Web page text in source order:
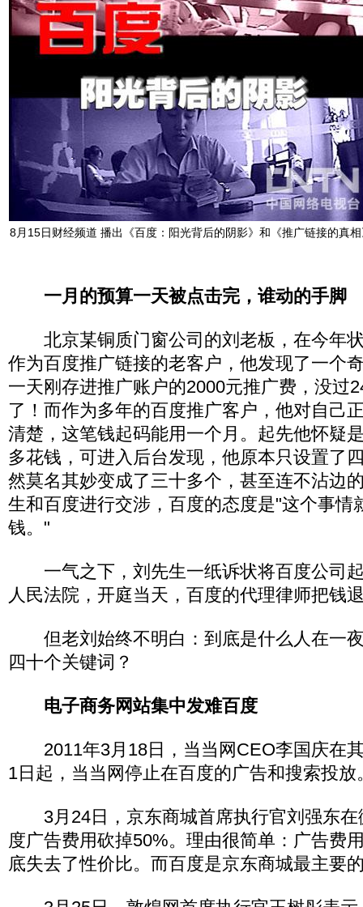
8月15日财经频道 播出《百度：阳光背后的阴影》和《推广链接的真
一月的预算一天被点击完，谁动的手脚
北京某铜质门窗公司的刘老板，在今年
作为百度推广链接的老客户，他发现了一个
一天刚存进推广账户的2000元推广费，没过
了！而作为多年的百度推广客户，他对自己
清楚，这笔钱起码能用一个月。起先他怀疑
多花钱，可进入后台发现，他原本只设置了
然莫名其妙变成了三十多个，甚至连不沾边
生和百度进行交涉，百度的态度是"这个事情
钱。"
一气之下，刘先生一纸诉状将百度公司
人民法院，开庭当天，百度的代理律师把钱
但老刘始终不明白：到底是什么人在一
四十个关键词？
电子商务网站集中发难百度
2011年3月18日，当当网CEO李国庆在
1日起，当当网停止在百度的广告和搜索投放
3月24日，京东商城首席执行官刘强东在
度广告费用砍掉50%。理由很简单：广告费
底失去了性价比。而百度是京东商城最主要